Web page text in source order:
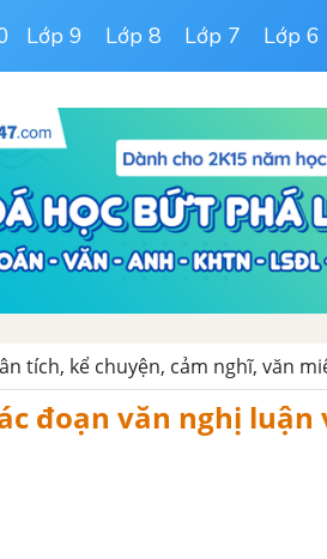
Lớp 9 Lớp 8 Lớp 7 Lớp 6
tích, kể chuyện, cảm nghĩ, văn
đoạn văn nghị luận